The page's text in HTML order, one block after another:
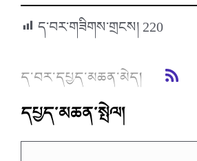
ད་བར་གཟིགས་གྲངས།220
ད་བར་དཔྱད་མཆན་མེད།
དཔྱད་མཆན་སྤེལ།